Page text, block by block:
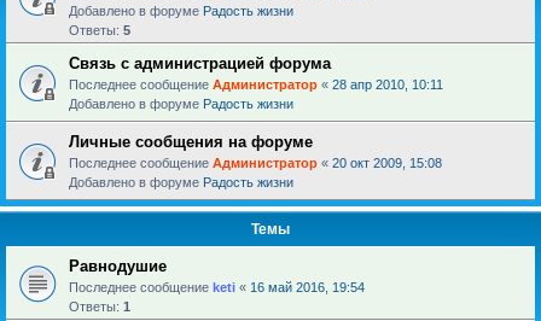
Добавлено в форуме Радость жизни
Ответы: 5
Связь с администрацией форума
Последнее сообщение Администратор « 28 апр 2010, 10:11
Добавлено в форуме Радость жизни
Личные сообщения на форуме
Последнее сообщение Администратор « 20 окт 2009, 15:08
Добавлено в форуме Радость жизни
Темы
Равнодушие
Последнее сообщение keti « 16 май 2016, 19:54
Ответы: 1